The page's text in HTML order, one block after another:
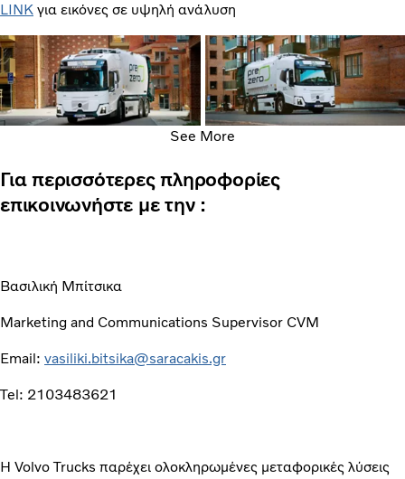
LINK για εικόνες σε υψηλή ανάλυση
See More
Για περισσότερες πληροφορίες
επικοινωνήστε με την :
Βασιλική Μπίτσικα
Marketing and Communications Supervisor CVM
Email: vasiliki.bitsika@saracakis.gr
Tel: 2103483621
Η Volvo Trucks παρέχει ολοκληρωμένες μεταφορικές λύσεις